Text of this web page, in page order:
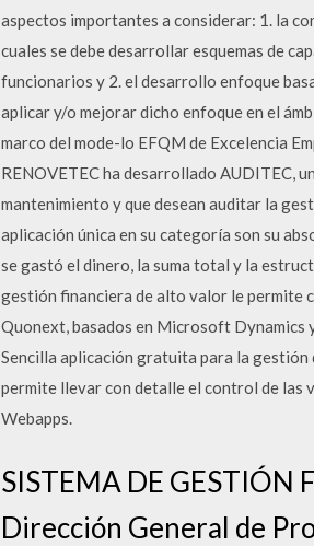
aspectos importantes a considerar: 1. la
cuales se debe desarrollar esquemas de
funcionarios y 2. el desarrollo enfoque
aplicar y/o mejorar dicho enfoque en el
marco del mode-lo EFQM de Excelencia
RENOVETEC ha desarrollado AUDITEC,
mantenimiento y que desean auditar la
aplicación única en su categoría son su
se gastó el dinero, la suma total y la
gestión financiera de alto valor le permite
Quonext, basados en Microsoft Dynamics
Sencilla aplicación gratuita para la
permite llevar con detalle el control de las
Webapps.
SISTEMA DE GESTIÓN
Dirección General de